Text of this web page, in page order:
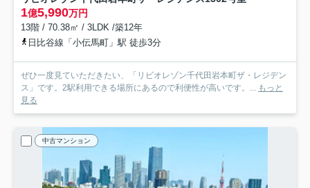
1億5,990万円
13階 / 70.38㎡ / 3LDK /築12年
日比谷線「小伝馬町」駅 徒歩3分
ぜひ一度見ていただきたい、「リビオレゾン千代田岩本町ザ・レジデン
ス」です。2駅利用できる場所にあるので利便性が高いです。... もっと
見る
中古マンション